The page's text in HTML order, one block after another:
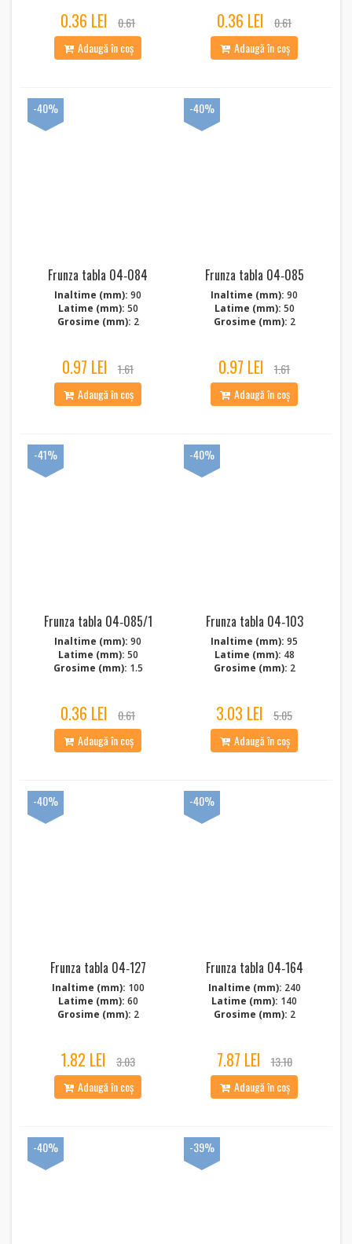
0.36 LEI 0.61
Adaugă în coș
0.36 LEI 0.61
Adaugă în coș
Frunza tabla 04‑084
Inaltime (mm): 90
Latime (mm): 50
Grosime (mm): 2
0.97 LEI 1.61
-40%
Adaugă în coș
Frunza tabla 04‑085
Inaltime (mm): 90
Latime (mm): 50
Grosime (mm): 2
0.97 LEI 1.61
-40%
Adaugă în coș
Frunza tabla 04‑085/1
Inaltime (mm): 90
Latime (mm): 50
Grosime (mm): 1.5
0.36 LEI 0.61
-41%
Adaugă în coș
Frunza tabla 04‑103
Inaltime (mm): 95
Latime (mm): 48
Grosime (mm): 2
3.03 LEI 5.05
-40%
Adaugă în coș
Frunza tabla 04‑127
Inaltime (mm): 100
Latime (mm): 60
Grosime (mm): 2
1.82 LEI 3.03
-40%
Adaugă în coș
Frunza tabla 04‑164
Inaltime (mm): 240
Latime (mm): 140
Grosime (mm): 2
7.87 LEI 13.10
-40%
Adaugă în coș
-40% -39%